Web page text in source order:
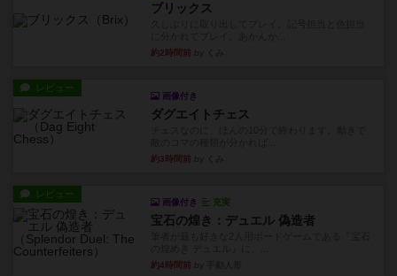
ブリックス
約2時間前
レビュー
画像付き
ダグエイトチェス
約3時間前
レビュー
画像付き 充実
宝石の煌き：デュエル 偽造者
約4時間前